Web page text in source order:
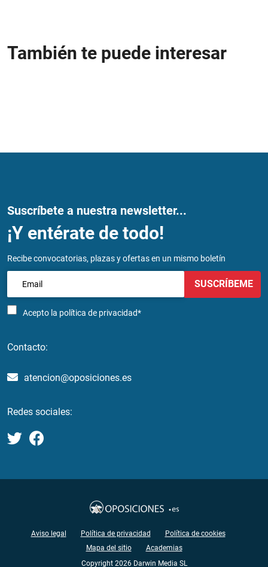
También te puede interesar
Suscríbete a nuestra newsletter...
¡Y entérate de todo!
Recibe convocatorias, plazas y ofertas en un mismo boletín
Acepto la política de privacidad*
SUSCRÍBEME
Contacto:
atencion@oposiciones.es
Redes sociales:
Aviso legal Política de privacidad
Política de cookies
Mapa del sitio
Academias
Copyright 2026 Darwin Media SL